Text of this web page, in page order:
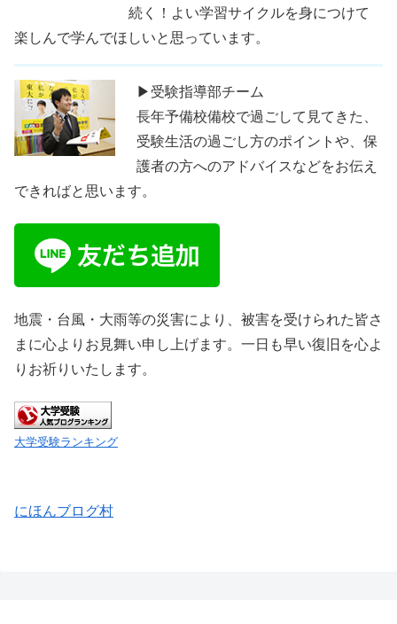
続く！よい学習サイクルを身につけて
楽しんで学んでほしいと思っています。
▶受験指導部チーム
長年予備校備校で過ごして見てきた、
受験生活の過ごし方のポイントや、保
護者の方へのアドバイスなどをお伝え
できればと思います。
地震・台風・大雨等の災害により、被害を受けられた皆さ
まに心よりお見舞い申し上げます。一日も早い復旧を心よ
りお祈りいたします。
大学受験ランキング
にほんブログ村